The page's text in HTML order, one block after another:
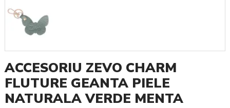
ACCESORIU ZEVO CHARM
FLUTURE GEANTA PIELE
NATURALA VERDE MENTA